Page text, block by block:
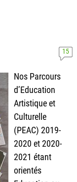
15
Nos Parcours
d’Education
Artistique et
Culturelle
(PEAC) 2019-
2020 et 2020-
2021 étant
orientés